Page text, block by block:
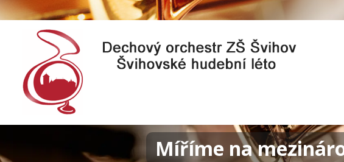
Míříme na